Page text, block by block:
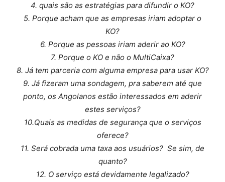
4. quais são as estratégias para difundir o KO?
5. Porque acham que as empresas iriam adoptar o
KO?
6. Porque as pessoas iriam aderir ao KO?
7. Porque o KO e não o MultiCaixa?
8. Já tem parceria com alguma empresa para usar KO?
9. Já fizeram uma sondagem, pra saberem até que
ponto, os Angolanos estão interessados em aderir
estes serviços?
10.Quais as medidas de segurança que o serviços
oferece?
11. Será cobrada uma taxa aos usuários? Se sim, de
quanto?
12. O serviço está devidamente legalizado?